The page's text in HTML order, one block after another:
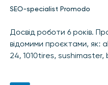
SEO-specialist Promodo
Досвід роботи 6 років.
відомими проєктами, як:
24, 1010tires,